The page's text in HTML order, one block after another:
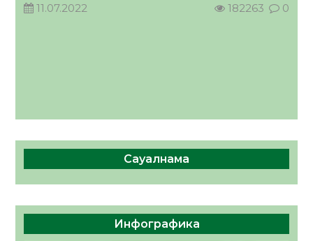
11.07.2022
182263 0
Сауалнама
Инфографика